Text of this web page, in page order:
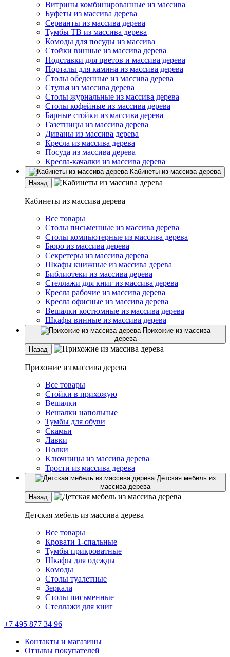
Витрины комбинированные из массива
Буфеты из массива дерева
Серванты из массива дерева
Тумбы ТВ из массива дерева
Комоды для посуды из массива
Стойки винные из массива дерева
Подставки для цветов и массива дерева
Порталы для камина из массива дерева
Столы обеденные из массива дерева
Стулья из массива дерева
Столы журнальные из массива дерева
Столы кофейные из массива дерева
Барные стойки из массива дерева
Газетницы из массива дерева
Диваны из массива дерева
Кресла из массива дерева
Посуда из массива дерева
Кресла-качалки из массива дерева
Кабинеты из массива дерева
Назад
Кабинеты из массива дерева
Все товары
Столы письменные из массива дерева
Столы компьютерные из массива дерева
Бюро из массива дерева
Секретеры из массива дерева
Шкафы книжные из массива дерева
Библиотеки из массива дерева
Стеллажи для книг из массива дерева
Кресла рабочие из массива дерева
Кресла офисные из массива дерева
Вешалки костюмные из массива дерева
Шкафы винные из массива дерева
Прихожие из массива
дерева
Назад
Прихожие из массива дерева
Все товары
Стойки в прихожую
Вешалки
Вешалки напольные
Тумбы для обуви
Скамьи
Лавки
Полки
Ключницы из массива дерева
Трости из массива дерева
Детская мебель из
массива дерева
Назад
Детская мебель из массива дерева
Все товары
Кровати 1-спальные
Тумбы прикроватные
Шкафы для одежды
Комоды
Столы туалетные
Зеркала
Столы письменные
Стеллажи для книг
+7 495 877 34 96
Контакты и магазины
Отзывы покупателей